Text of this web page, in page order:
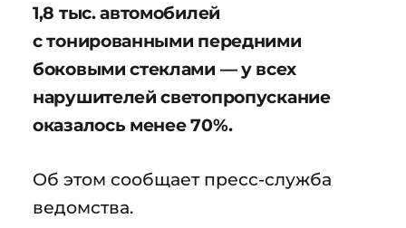
1,8 тыс. автомобилей
с тонированными передними
боковыми стеклами — у всех
нарушителей светопропускание
оказалось менее 70%.
Об этом сообщает пресс-служба
ведомства.